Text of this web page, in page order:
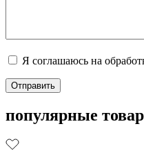
Я соглашаюсь на
популярные